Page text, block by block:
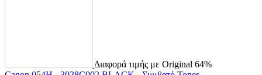
Διαφορά τιμής με Original 64%